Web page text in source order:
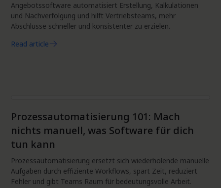
Angebotssoftware automatisiert Erstellung, Kalkulationen
und Nachverfolgung und hilft Vertriebsteams, mehr
Abschlüsse schneller und konsistenter zu erzielen.
Read article
Prozessautomatisierung 101: Mach
nichts manuell, was Software für dich
tun kann
Prozessautomatisierung ersetzt sich wiederholende manuelle
Aufgaben durch effiziente Workflows, spart Zeit, reduziert
Fehler und gibt Teams Raum für bedeutungsvolle Arbeit.